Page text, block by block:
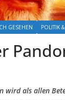
GESEHEN POLITIK
wird als allen